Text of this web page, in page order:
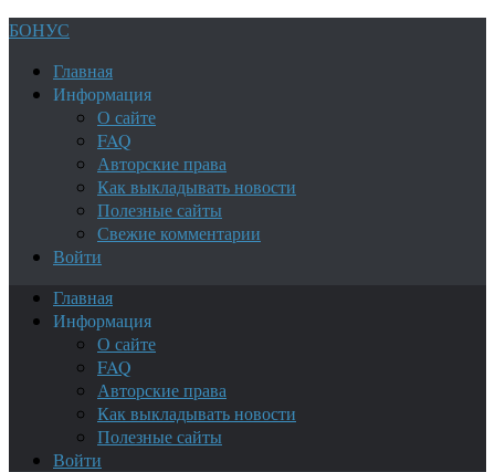
БОНУС
Главная
Информация
О сайте
FAQ
Авторские права
Как выкладывать новости
Полезные сайты
Свежие комментарии
Войти
Главная
Информация
О сайте
FAQ
Авторские права
Как выкладывать новости
Полезные сайты
Войти